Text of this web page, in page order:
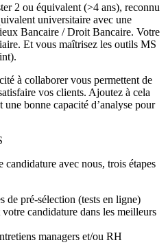
2 ou équivalent (>4 ans), reconnu
universitaire avec une
Bancaire / Droit Bancaire. Votre
Et vous maîtrisez les outils MS
à collaborer vous permettent de
vos clients. Ajoutez à cela
une bonne capacité d’analyse pour
candidature avec nous, trois étapes
de pré-sélection (tests en ligne)
candidature dans les meilleurs
managers et/ou RH